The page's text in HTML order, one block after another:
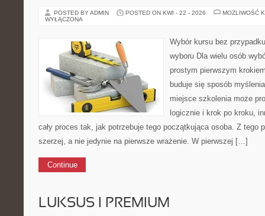
POSTED BY ADMIN POSTED ON KWI - 22 - 2026
MOŻLIWOŚĆ
WYŁĄCZONA
Wybór kursu bez
wyboru Dla wielu osób
prostym pierwszym
buduje się sposób
miejsce szkolenia może
logicznie i krok po kroku,
cały proces tak, jak potrzebuje tego początkująca osoba. Z tego
szerzej, a nie jedynie na pierwsze wrażenie. W pierwszej […]
Continue
LUKSUS I PREMIUM